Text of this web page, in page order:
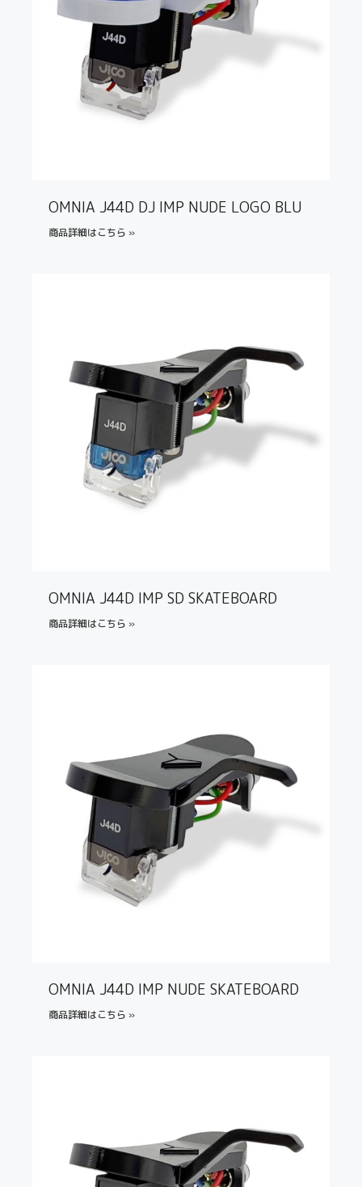
OMNIA J44D DJ IMP NUDE LOGO BLU
商品詳細はこちら »
OMNIA J44D IMP SD SKATEBOARD
商品詳細はこちら »
OMNIA J44D IMP NUDE SKATEBOARD
商品詳細はこちら »